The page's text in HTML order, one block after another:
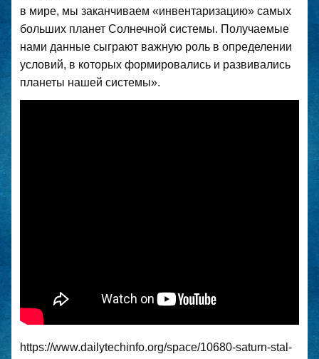
в мире, мы заканчиваем «инвентаризацию» самых
больших планет Солнечной системы. Получаемые
нами данные сыграют важную роль в определении
условий, в которых формировались и развивались
планеты нашей системы».
https://www.dailytechinfo.org/space/10680-saturn-stal-